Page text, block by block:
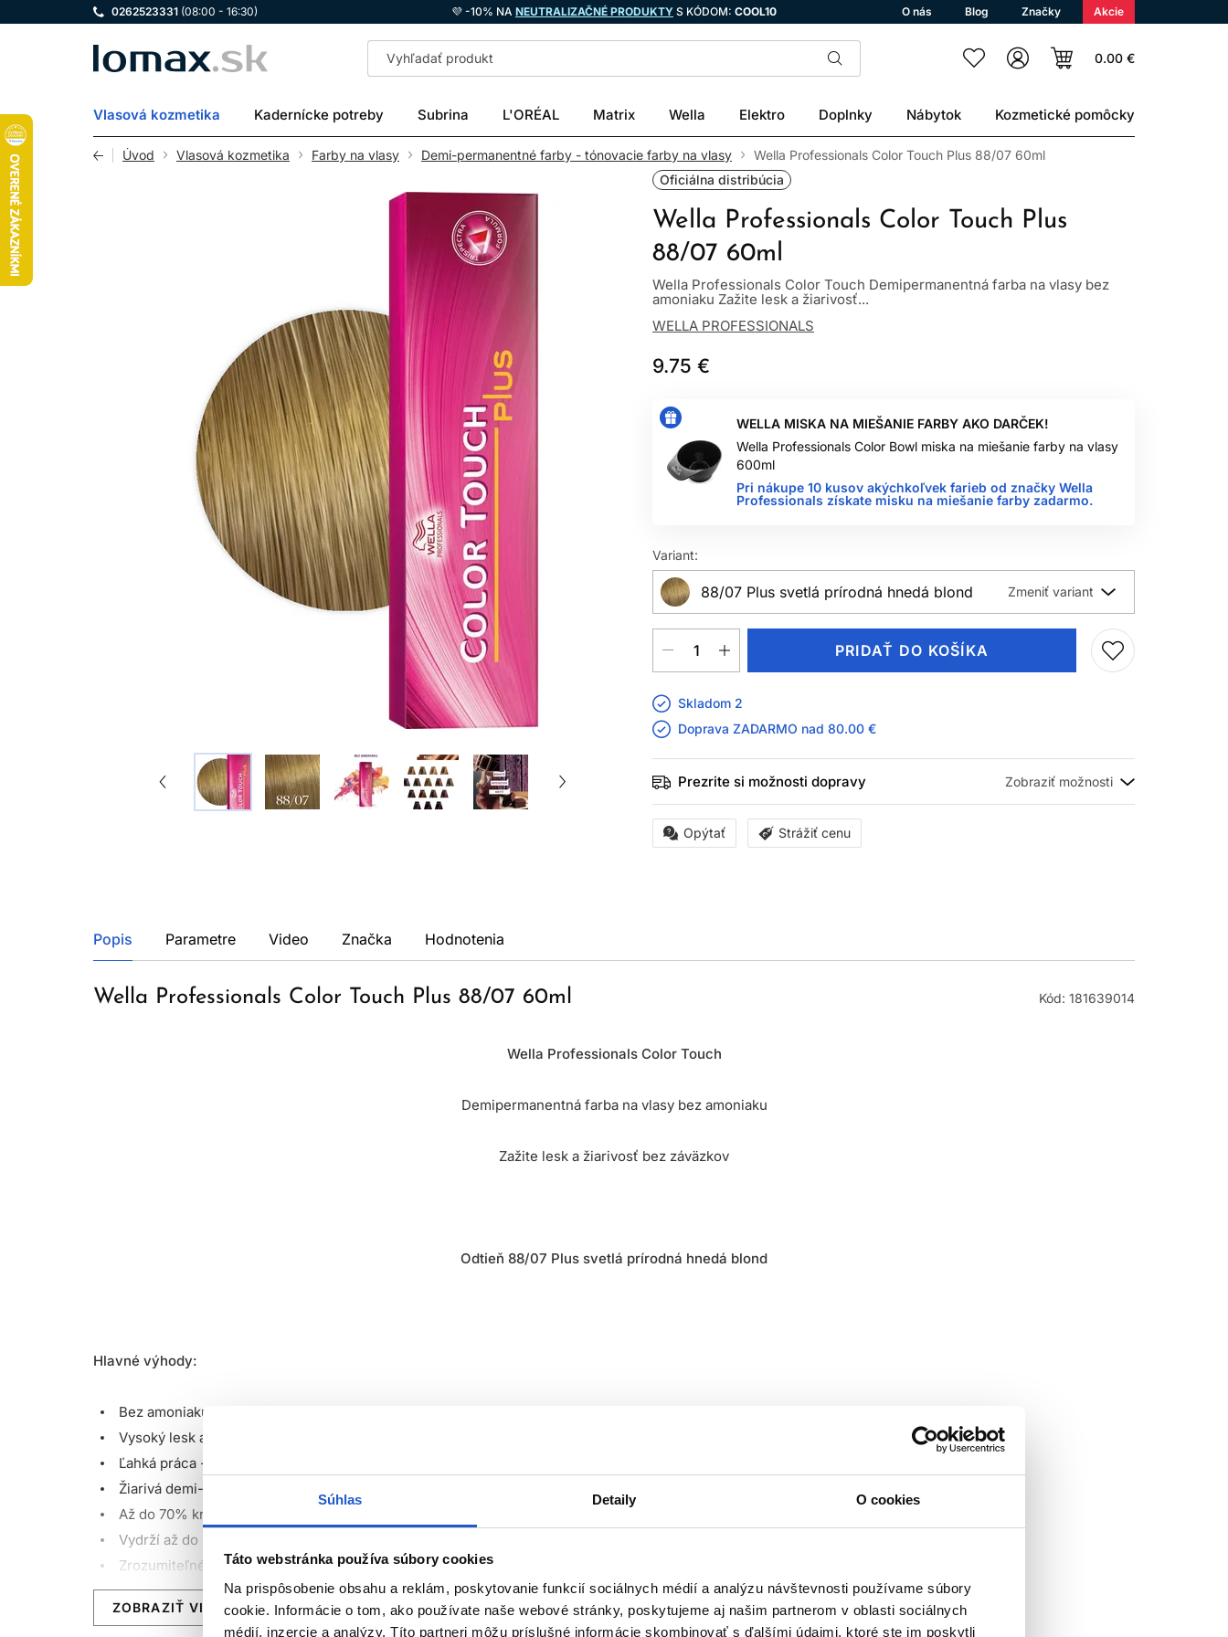
Súhlas Detaily O cookies
Táto webstránka používa súbory cookies
Na prispôsobenie obsahu a reklám, poskytovanie funkcií sociálnych médií a analýzu návštevnosti používame súbory
cookie. Informácie o tom, ako používate naše webové stránky, poskytujeme aj našim partnerom v oblasti sociálnych
médií, inzercie a analýzy. Títo partneri môžu príslušné informácie skombinovať s ďalšími údajmi, ktoré ste im poskytli
0262523331 (08:00 - 16:30) 💜 -10% NA NEUTRALIZAČNÉ PRODUKTY S KÓDOM: COOL10 O nás Blog Značky Akcie
LOMAX 0.00 €
Vlasová kozmetika Kadernícke potreby Subrina L'ORÉAL Matrix Wella Elektro Doplnky Nábytok Kozmetické pomôcky
Úvod Vlasová kozmetika Farby na vlasy Demi-permanentné farby - tónovacie farby na vlasy
Wella Professionals Color Touch Plus 88/07 60ml
Oficiálna distribúcia
Wella Professionals Color Touch Plus
88/07 60ml
Wella Professionals Color Touch Demipermanentná farba na vlasy bez
amoniaku Zažite lesk a žiarivosť...
WELLA PROFESSIONALS
9.75 €
WELLA MISKA NA MIEŠANIE FARBY AKO DARČEK!
Wella Professionals Color Bowl miska na miešanie farby na vlasy
600ml
Pri nákupe 10 kusov akýchkoľvek farieb od značky Wella
Professionals získate misku na miešanie farby zadarmo.
Variant:
88/07 Plus svetlá prírodná hnedá blond
PRIDAŤ DO KOŠÍKA
Skladom 2
Doprava ZADARMO nad 80.00 €
Prezrite si možnosti dopravy
Opýtať Strážiť cenu
Popis Parametre Video Značka Hodnotenia
Wella Professionals Color Touch Plus 88/07 60ml Kód: 181639014
Wella Professionals Color Touch
Demipermanentná farba na vlasy bez amoniaku
Zažite lesk a žiarivosť bez záväzkov
Odtieň 88/07 Plus svetlá prírodná hnedá blond
Hlavné výhody:
Bez amoniaku*
Vysoký lesk a ohromujúce módne výsledky
Ľahká práca - praktiky neviditeľné odrasty
Žiarivá demi-permanentná farba na vlasy
Až do 70% krytie šedivých vlasov (pri Color Touch Plus)
Vydrží až do 24 umytí šampónov
Zrozumiteľné a univerzálne farebné portfólio - pre nekonečné farebné možnosti
Farba bez záväzkov, flexibilná, bez amoniaku - ideálna pre klientov, ktorí radi často menia farbu vlasov
Ideálna voľba pre hravé, kreatívne, výrazné farby s hĺbkou
ZOBRAZIŤ VIAC